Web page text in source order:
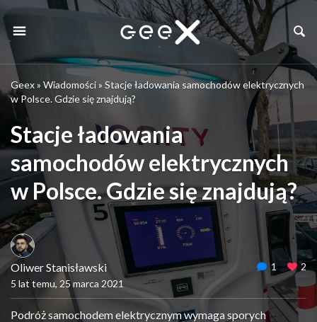
Geex» Wiadomości» Stacje ładowania samochodów elektrycznych
w Polsce. Gdzie się znajdują?
Stacje ładowania
samochodów elektrycznych
w Polsce. Gdzie się znajdują?
Oliwer Stanisławski
5 lat temu, 25 marca 2021
1 2
Podróż samochodem elektrycznym wymaga sporych